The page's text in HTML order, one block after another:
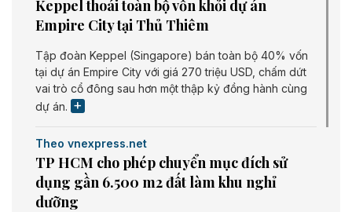
Keppel thoái toàn bộ vốn khỏi dự án
Empire City tại Thủ Thiêm
Tập đoàn Keppel (Singapore) bán toàn bộ 40% vốn
tại dự án Empire City với giá 270 triệu USD, chấm dứt
vai trò cổ đông sau hơn một thập kỷ đồng hành cùng
dự án.
Theo vnexpress.net
TP HCM cho phép chuyển mục đích sử
dụng gần 6.500 m2 đất làm khu nghỉ
dưỡng